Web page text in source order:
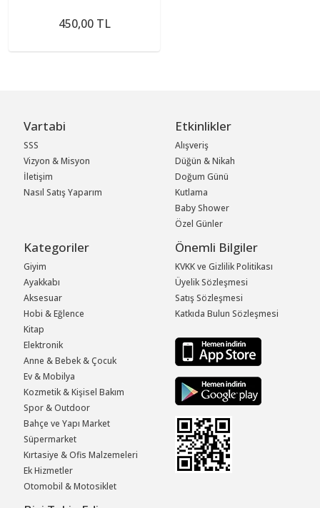
450,00 TL
Vartabi
SSS
Vizyon & Misyon
İletişim
Nasıl Satış Yaparım
Etkinlikler
Alışveriş
Düğün & Nikah
Doğum Günü
Kutlama
Baby Shower
Özel Günler
Kategoriler
Giyim
Ayakkabı
Aksesuar
Hobi & Eğlence
Kitap
Elektronik
Anne & Bebek & Çocuk
Ev & Mobilya
Kozmetik & Kişisel Bakım
Spor & Outdoor
Bahçe ve Yapı Market
Süpermarket
Kırtasiye & Ofis Malzemeleri
Ek Hizmetler
Otomobil & Motosiklet
Önemli Bilgiler
KVKK ve Gizlilik Politikası
Üyelik Sözleşmesi
Satış Sözleşmesi
Katkıda Bulun Sözleşmesi